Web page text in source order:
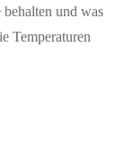
und was
Temperaturen